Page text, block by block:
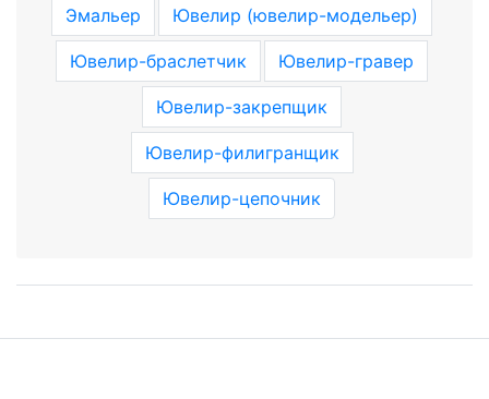
Эмальер Ювелир (ювелир-модельер)
Ювелир-браслетчик Ювелир-гравер
Ювелир-закрепщик
Ювелир-филигранщик
Ювелир-цепочник